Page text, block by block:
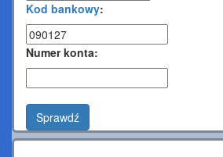
Kod bankowy:
Numer konta:
Sprawdź